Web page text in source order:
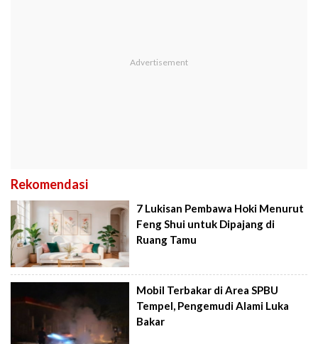
Rekomendasi
7 Lukisan Pembawa Hoki Menurut
Feng Shui untuk Dipajang di
Ruang Tamu
Mobil Terbakar di Area SPBU
Tempel, Pengemudi Alami Luka
Bakar